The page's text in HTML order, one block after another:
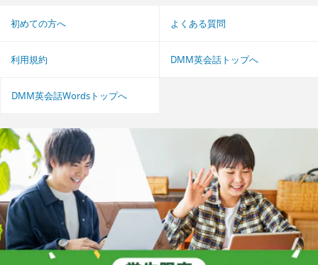
初めての方へ よくある質問
利用規約 DMM英会話トップへ
DMM英会話Wordsトップへ